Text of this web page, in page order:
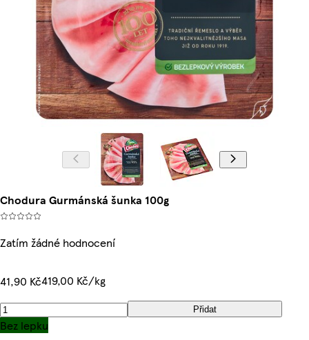
Chodura Gurmánská šunka 100g
Zatím žádné hodnocení
41,90 Kč419,00 Kč/kg
Přidat
Bez lepku